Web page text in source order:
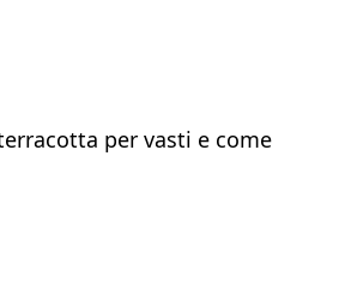
per vasti e come